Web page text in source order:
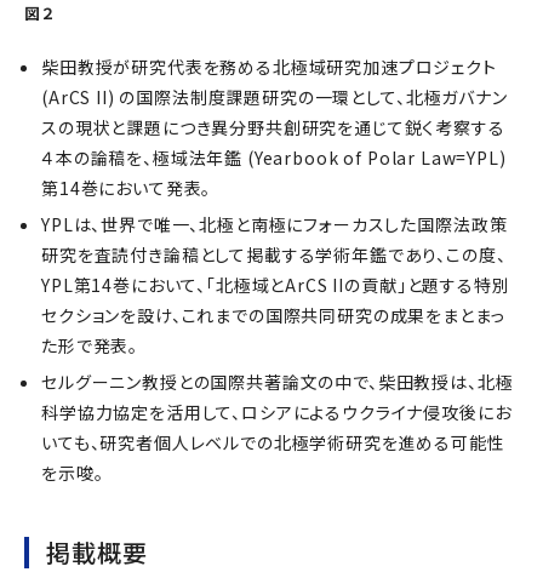
図２
柴田教授が研究代表を務める北極域研究加速プロジェクト
(ArCS II) の国際法制度課題研究の一環として、北極ガバナン
スの現状と課題につき異分野共創研究を通じて鋭く考察する
４本の論稿を、極域法年鑑 (Yearbook of Polar Law=YPL)
第14巻において発表。
YPLは、世界で唯一、北極と南極にフォーカスした国際法政策
研究を査読付き論稿として掲載する学術年鑑であり、この度、
YPL第14巻において、「北極域とArCS IIの貢献」と題する特別
セクションを設け、これまでの国際共同研究の成果をまとまっ
た形で発表。
セルグーニン教授との国際共著論文の中で、柴田教授は、北極
科学協力協定を活用して、ロシアによるウクライナ侵攻後にお
いても、研究者個人レベルでの北極学術研究を進める可能性
を示唆。
掲載概要